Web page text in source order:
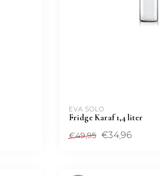
EVA SOLO
Fridge Karaf 1,4 liter
€49,95 €34,96